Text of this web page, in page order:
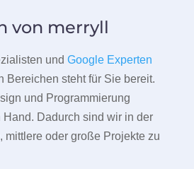
von merryll
und Google Experten
Bereichen steht für Sie bereit.
und Programmierung
Dadurch sind wir in der
mittlere oder große Projekte zu